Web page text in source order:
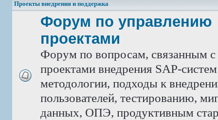
Проекты внедрения и поддержка
Форум по управлению
проектами
Форум по вопросам, связанным с
проектами внедрения SAP-
методологии, подходы к
пользователей, тестированию,
данных, ОПЭ, продуктивным